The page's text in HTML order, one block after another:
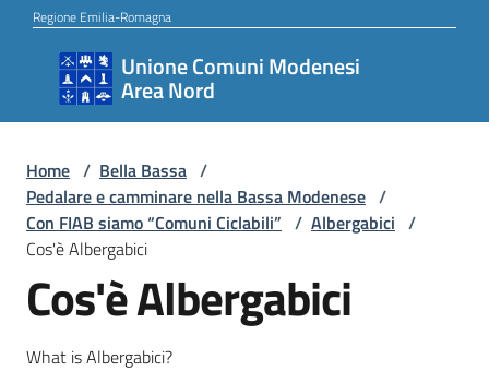
Vai al contenuto
Vai alla navigazione
Vai al footer
Regione Emilia-Romagna
Unione Comuni Modenesi
Area Nord
Unione
Comuni
Area
Nord
Amministrazione
Home / Bella Bassa /
Pedalare e camminare nella Bassa Modenese /
Con FIAB siamo “Comuni Ciclabili” / Albergabici /
Cos'è Albergabici
Cos'è Albergabici
What is Albergabici?